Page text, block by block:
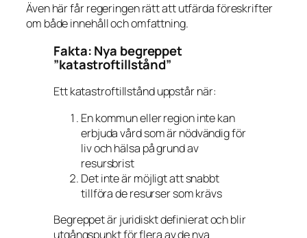
Även här får regeringen rätt att utfärda föreskrifter
om både innehåll och omfattning.
Fakta: Nya begreppet
”katastroftillstånd”
Ett katastroftillstånd uppstår när:
En kommun eller region inte kan
erbjuda vård som är nödvändig för
liv och hälsa på grund av
resursbrist
Det inte är möjligt att snabbt
tillföra de resurser som krävs
Begreppet är juridiskt definierat och blir
utgångspunkt för flera av de nya